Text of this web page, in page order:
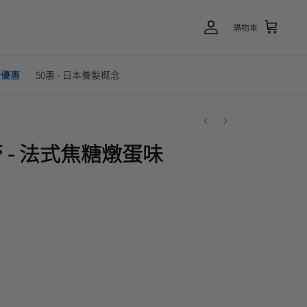
購物車
惠 50惠 - 日本養髮概念
法式焦糖燉蛋味